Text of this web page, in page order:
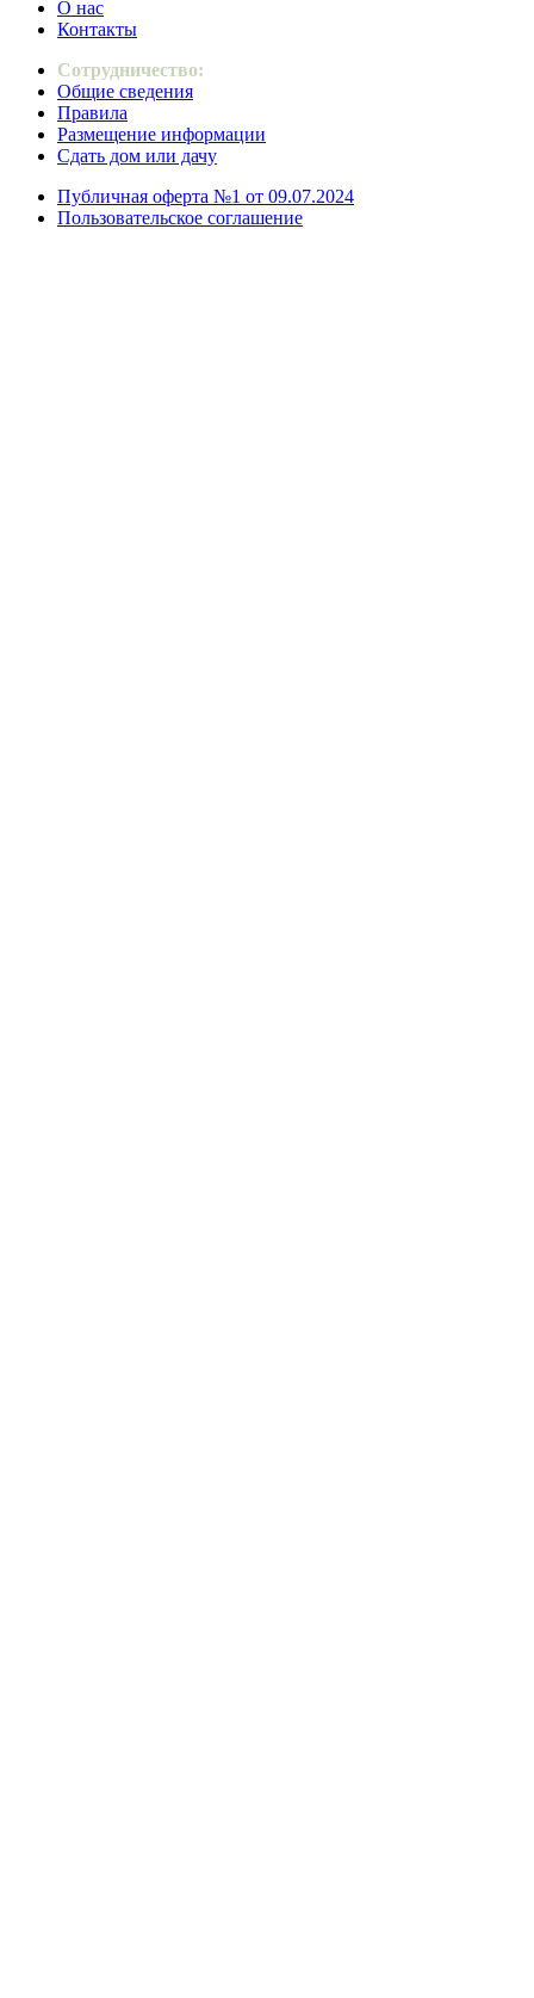
О нас
Контакты
Сотрудничество:
Общие сведения
Правила
Размещение информации
Сдать дом или дачу
Публичная оферта №1 от 09.07.2024
Пользовательское соглашение